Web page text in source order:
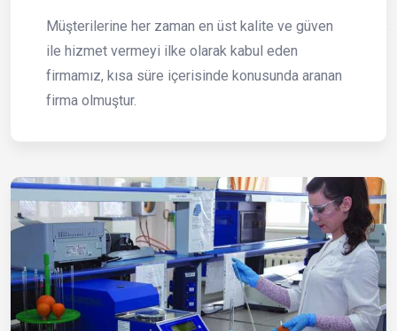
Müşterilerine her zaman en üst kalite ve güven
ile hizmet vermeyi ilke olarak kabul eden
firmamız, kısa süre içerisinde konusunda aranan
firma olmuştur.